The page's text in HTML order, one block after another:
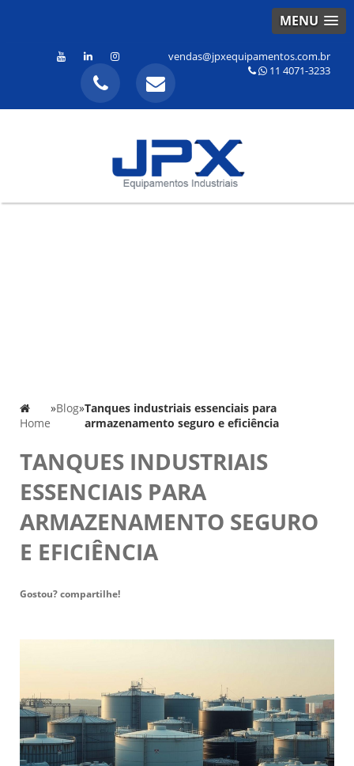
MENU
vendas@jpxequipamentos.com.br
11 4071-3233
Home
»Blog»Tanques industriais essenciais para
armazenamento seguro e eficiência
TANQUES INDUSTRIAIS
ESSENCIAIS PARA
ARMAZENAMENTO SEGURO
E EFICIÊNCIA
Gostou? compartilhe!